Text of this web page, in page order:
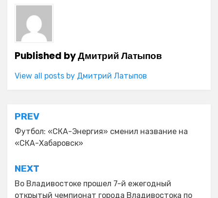
Published byДмитрий Латыпов
View all posts by Дмитрий Латыпов
Навигация
по
записям
PREV
Футбол: «СКА-Энергия» сменил название на
«СКА-Хабаровск»
NEXT
Во Владивостоке прошел 7-й ежегодный
открытый чемпионат города Владивостока по